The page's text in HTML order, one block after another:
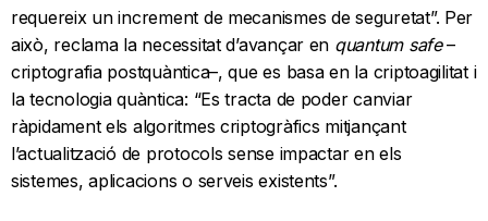
requereix un increment de mecanismes de seguretat”. Per
això, reclama la necessitat d’avançar en quantum safe–
criptografia postquàntica–, que es basa en la criptoagilitat i
la tecnologia quàntica: “Es tracta de poder canviar
ràpidament els algoritmes criptogràfics mitjançant
l’actualització de protocols sense impactar en els
sistemes, aplicacions o serveis existents”.